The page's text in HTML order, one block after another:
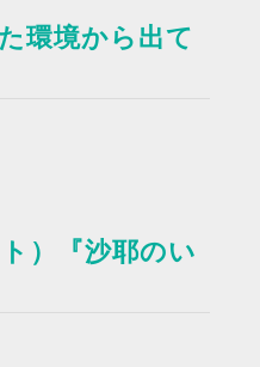
環境から出て
）『沙耶のい